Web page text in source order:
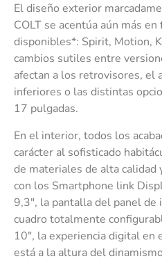
El diseño exterior
COLT se acentúa aún más
disponibles*: Spirit, Motion,
cambios sutiles entre
afectan a los retrovisores, el
inferiores o las distintas
17 pulgadas.
En el interior, todos los
carácter al sofisticado
de materiales de alta calidad
con los Smartphone link
9,3″, la pantalla del panel
cuadro totalmente
10″, la experiencia digital
está a la altura del